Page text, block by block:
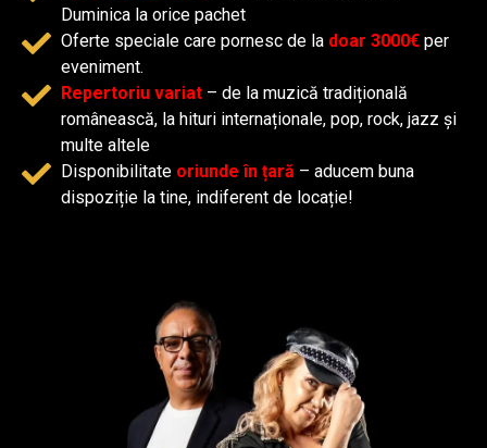
Duminica la orice pachet
Oferte speciale care pornesc de la doar 3000€per
eveniment.
Repertoriu variat – de la muzică tradițională
românească, la hituri internaționale, pop, rock, jazz și
multe altele
Disponibilitateoriunde în țară – aducem buna
dispoziție la tine, indiferent de locație!